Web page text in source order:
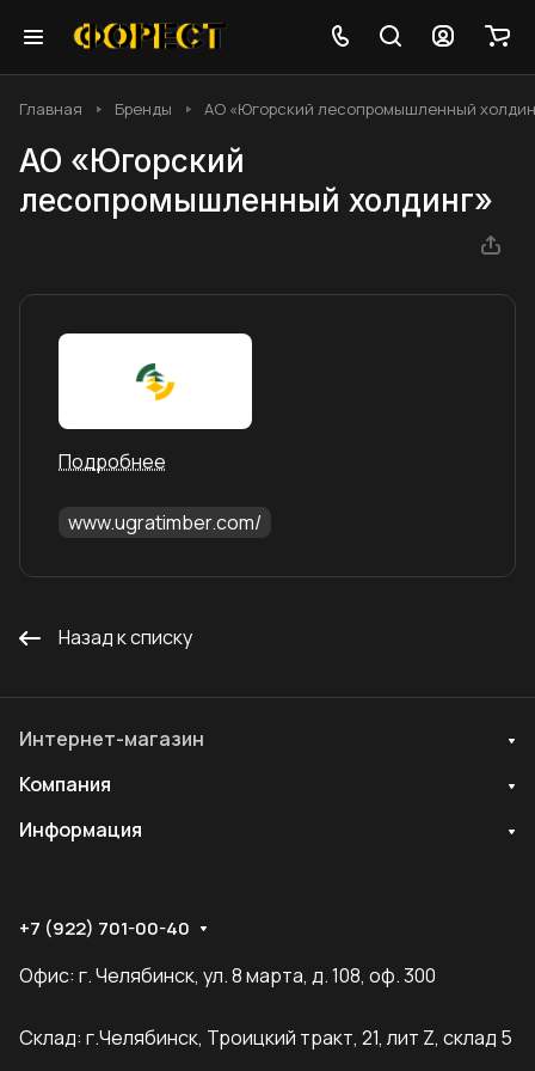
Главная Бренды АО «Югорский лесопромышленный
АО «Югорский
лесопромышленный холдинг»
Подробнее
www.ugratimber.com/
Назад к списку
Интернет-магазин
Компания
Информация
+7 (922) 701-00-40
Офис: г. Челябинск, ул. 8 марта, д. 108, оф. 300
Склад: г.Челябинск, Троицкий тракт, 21, лит Z, склад 5